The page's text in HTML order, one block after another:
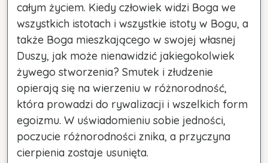
całym życiem. Kiedy człowiek widzi Boga we
wszystkich istotach i wszystkie istoty w Bogu, a
także Boga mieszkającego w swojej własnej
Duszy, jak może nienawidzić jakiegokolwiek
żywego stworzenia? Smutek i złudzenie
opierają się na wierzeniu w różnorodność,
która prowadzi do rywalizacji i wszelkich form
egoizmu. W uświadomieniu sobie jedności,
poczucie różnorodności znika, a przyczyna
cierpienia zostaje usunięta.